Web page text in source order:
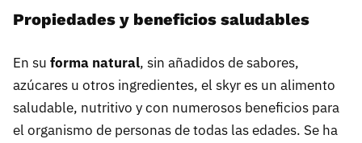
Propiedades y beneficios saludables
En su forma natural, sin añadidos de sabores,
azúcares u otros ingredientes, el skyr es un alimento
saludable, nutritivo y con numerosos beneficios para
el organismo de personas de todas las edades. Se ha